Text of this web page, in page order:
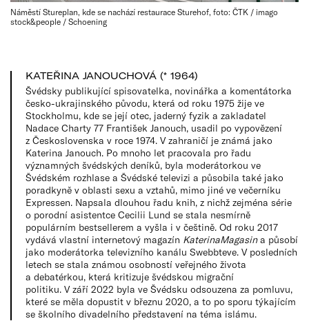
Náměstí Stureplan, kde se nachází restaurace Sturehof, foto: ČTK / imago
stock&people / Schoening
KATEŘINA JANOUCHOVÁ (* 1964)
Švédsky publikující spisovatelka, novinářka a komentátorka
česko-ukrajinského původu, která od roku 1975 žije ve
Stockholmu, kde se její otec, jaderný fyzik a zakladatel
Nadace Charty 77 František Janouch, usadil po vypovězení
z Československa v roce 1974. V zahraničí je známá jako
Katerina Janouch. Po mnoho let pracovala pro řadu
významných švédských deníků, byla moderátorkou ve
Švédském rozhlase a Švédské televizi a působila také jako
poradkyně v oblasti sexu a vztahů, mimo jiné ve večerníku
Expressen. Napsala dlouhou řadu knih, z nichž zejména série
o porodní asistentce Cecilii Lund se stala nesmírně
populárním bestsellerem a vyšla i v češtině. Od roku 2017
vydává vlastní internetový magazín KaterinaMagasina působí
jako moderátorka televizního kanálu Swebbteve. V posledních
letech se stala známou osobností veřejného života
a debatérkou, která kritizuje švédskou migrační
politiku. V září 2022 byla ve Švédsku odsouzena za pomluvu,
které se měla dopustit v březnu 2020, a to po sporu týkajícím
se školního divadelního představení na téma islámu.